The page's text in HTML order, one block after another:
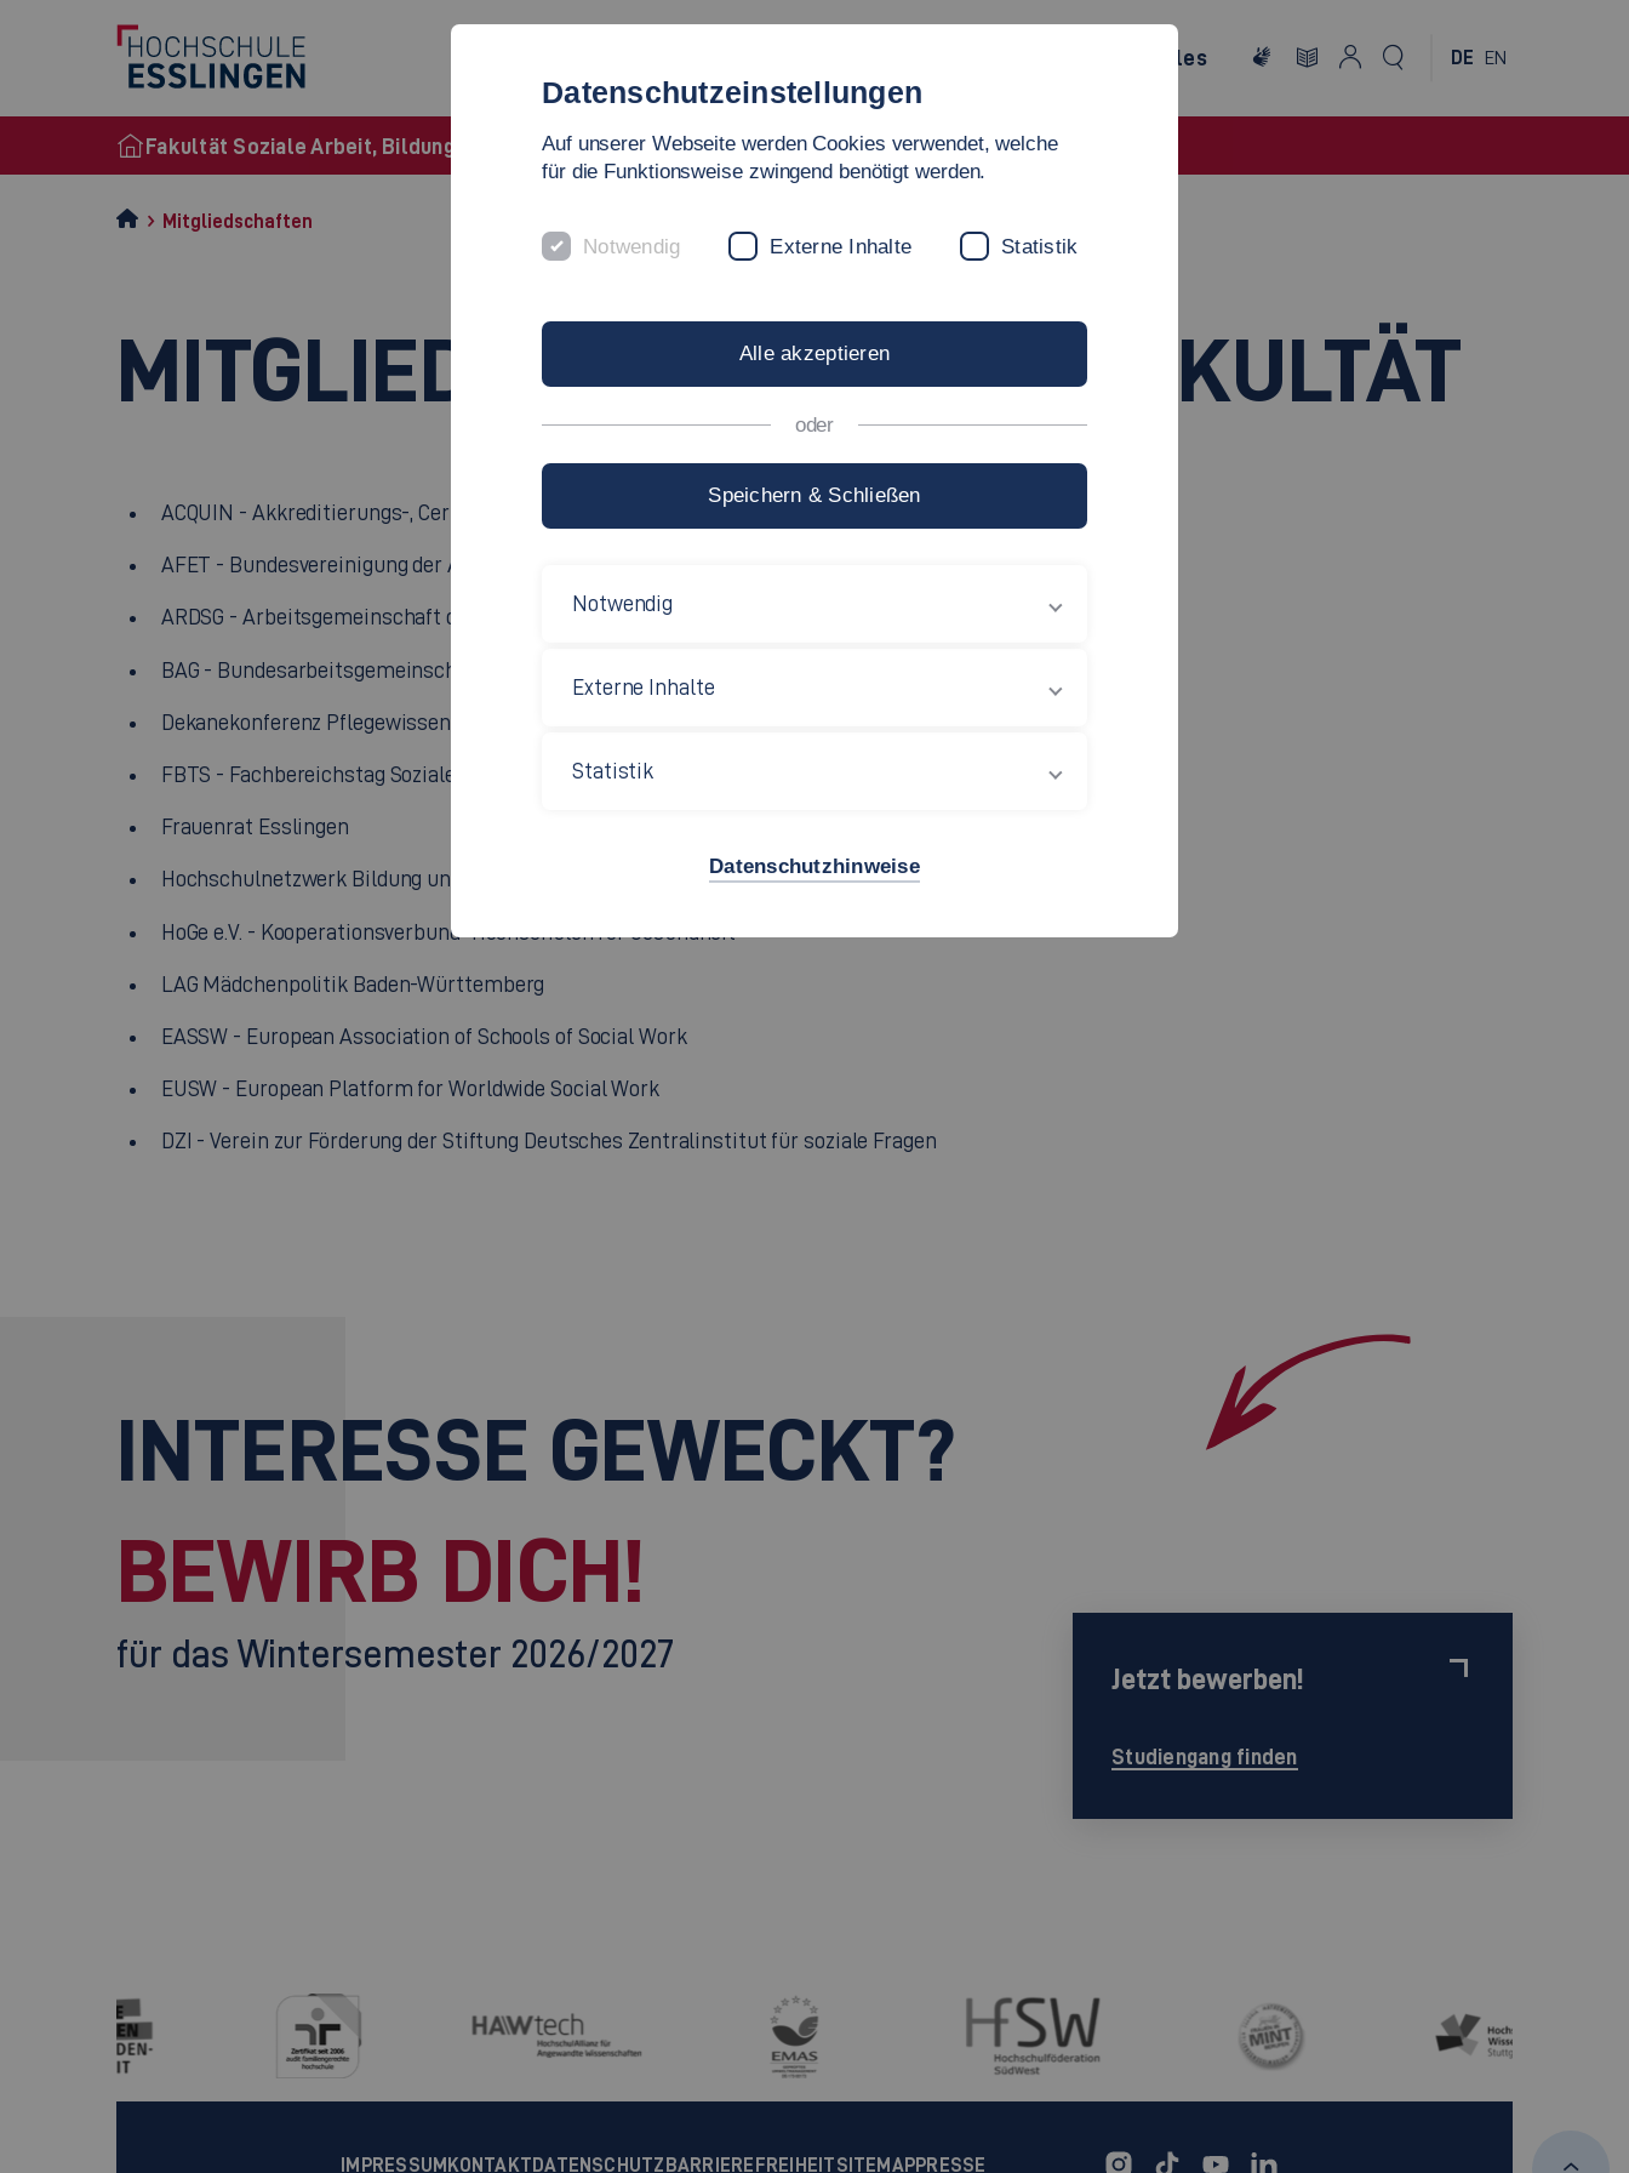
Internationales DE EN
Fakultät Soziale Arbeit, Bildung und Pflege
Mitgliedschaften
MITGLIEDSCHAFTEN DER FAKULTÄT
ACQUIN - Akkreditierungs-, Certifizierungs- und Qualitätssicherungsinstitut e.V.
AFET - Bundesvereinigung der Arbeitsgemeinschaft für Erziehnungshilfe e.V.
ARDSG - Arbeitsgemeinschaft der Rektoren und Dekane im Sozial- und Gesundheitswesen
BAG - Bundesarbeitsgemeinschaft der Praxisämter/-referate an Hochschulen für Soziale Arbeit
Dekanekonferenz Pflegewissenschaft
FBTS - Fachbereichstag Soziale Arbeit c/o FH Niederrhein
Frauenrat Esslingen
Hochschulnetzwerk Bildung und Erziehung in der Kindheit
HoGe e.V. - Kooperationsverbund "Hochschulen für Gesundheit"
LAG Mädchenpolitik Baden-Württemberg
EASSW - European Association of Schools of Social Work
EUSW - European Platform for Worldwide Social Work
DZI - Verein zur Förderung der Stiftung Deutsches Zentralinstitut für soziale Fragen
INTERESSE GEWECKT?
BEWIRB DICH!
für das Wintersemester 2026/2027
Jetzt bewerben!
Studiengang finden
IMPRESSUM KONTAKT DATENSCHUTZ BARRIEREFREIHEITSITEMAPPRESSE
Datenschutzeinstellungen
Auf unserer Webseite werden Cookies verwendet, welche
für die Funktionsweise zwingend benötigt werden.
Notwendig Externe Inhalte Statistik
Alle akzeptieren
oder
Speichern & Schließen
Notwendig
Externe Inhalte
Statistik
Datenschutzhinweise